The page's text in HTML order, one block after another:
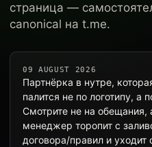
страница —
canonical на t.me.
09 AUGUST 2026
Партнёрка в нутре,
палится не по логотипу, а
Смотрите не на обещания,
менеджер торопит с
договора/правил и уходит